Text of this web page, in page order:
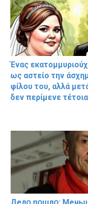
Ένας
ως αστείο την
φίλου του, αλλά
δεν περίμενε